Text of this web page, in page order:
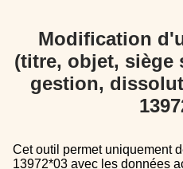
Modification
(titre, objet, siège
gestion,
Cet outil permet uniquement de pré-remplir le CERFA
13972*03 avec les données